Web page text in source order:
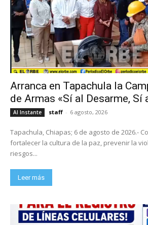
Arranca en Tapachula la
de Armas «Sí al Desarme, Sí
Al Instante staff - 6 agosto, 2026
Tapachula, Chiapas; 6 de agosto de 2026.-
fortalecer la cultura de la paz, prevenir la
riesgos...
Leer más